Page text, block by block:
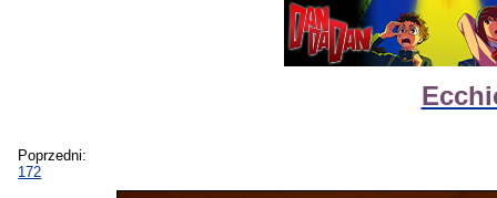
Poprzedni:
172